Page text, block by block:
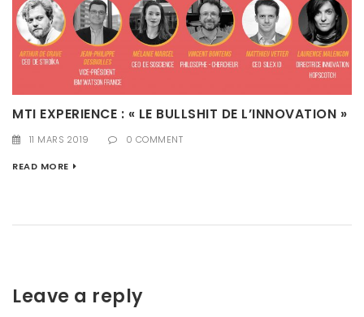
MTI EXPERIENCE : « LE BULLSHIT DE L’INNOVATION »
11 MARS 2019 0 COMMENT
READ MORE
Leave a reply